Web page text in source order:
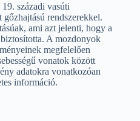
századi vasúti
rendszerekkel.
ami azt jelenti, hogy a
A mozdonyok
megfelelően
vonatok között
adatokra vonatkozóan
információ.